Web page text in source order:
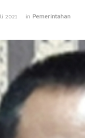
2021 in Pemerintahan